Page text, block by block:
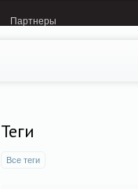
Партнеры
Теги
Все теги